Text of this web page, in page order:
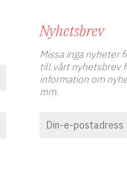
Nyhetsbrev
Missa inga nyheter
till vårt nyhetsbrev
information om
mm.